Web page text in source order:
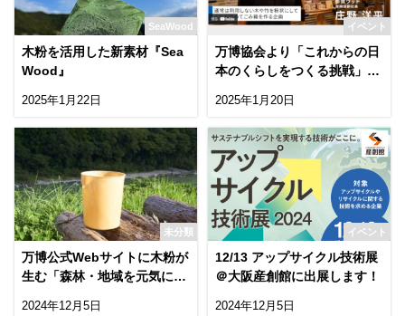
SeaWood
木粉を活用した新素材『Sea
Wood』
2025年1月22日
イベント
万博協会より「これからの日
本のくらしをつくる挑戦」の
2025年1月20日
未分類
万博公式Webサイトに木粉が
生む「森林・地域を元気にす
2024年12月5日
イベント
12/13 アップサイクル技術展
＠大阪産創館に出展します！
2024年12月5日